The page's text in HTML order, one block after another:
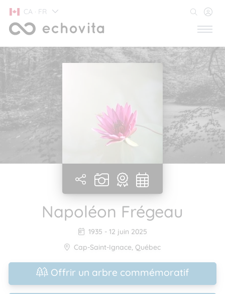
CA · FR
Napoléon Frégeau
1935 - 12 juin 2025
Cap-Saint-Ignace, Québec
Offrir un arbre commémoratif